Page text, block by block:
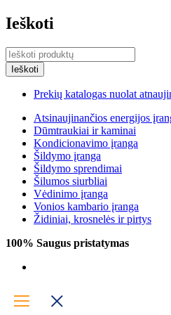
Ieškoti
Prekių katalogas nuolat
Atsinaujinančios energijos
Dūmtraukiai ir kaminai
Kondicionavimo įranga
Šildymo įranga
Šildymo sprendimai
Šilumos siurbliai
Vėdinimo įranga
Vonios kambario įranga
Židiniai, krosnelės ir pirtys
100% Saugus pristatymas